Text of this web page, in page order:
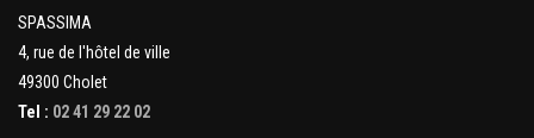
SPASSIMA
4, rue de l'hôtel de ville
49300 Cholet
Tel : 02 41 29 22 02